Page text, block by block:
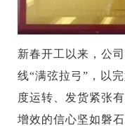
新春开工以来，公
线“满弦拉弓”，以
度运转、发货紧张
增效的信心坚如磐石